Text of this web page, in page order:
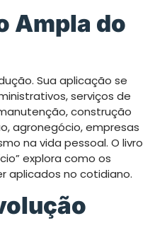
Ampla do
Sua aplicação se
serviços de
construção
agronegócio, empresas
na vida pessoal. O livro
explora como os
aplicados no cotidiano.